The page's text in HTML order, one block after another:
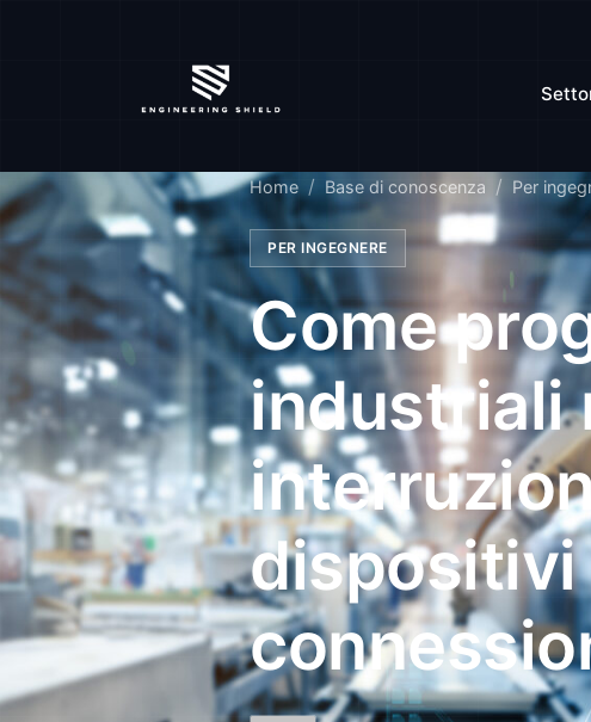
Home Base di conoscenza Per
PER INGEGNERE
Come
industriali
dispositivi